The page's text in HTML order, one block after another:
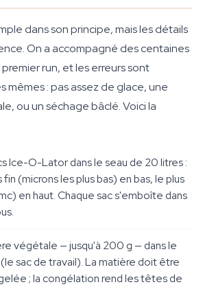
dans son principe, mais les détails
On a accompagné des centaines
run, et les erreurs sont
mêmes : pas assez de glace, une
ou un séchage bâclé. Voici la
Ice-O-Lator dans le seau de 20 litres :
fin (microns les plus bas) en bas, le plus
en haut. Chaque sac s'emboîte dans
végétale — jusqu'à 200 g — dans le
sac de travail). La matière doit être
; la congélation rend les têtes de